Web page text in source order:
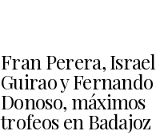
Fran Perera, Israel
Guirao y Fernando
Donoso, máximos
trofeos en Badajoz